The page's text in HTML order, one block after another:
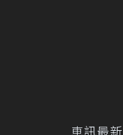
車訊最新